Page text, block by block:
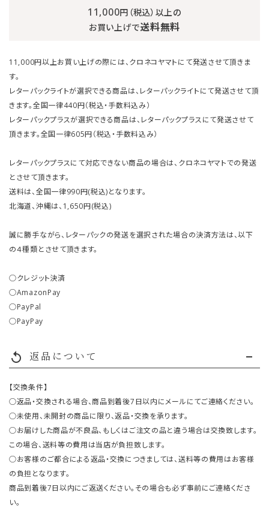
11,000円（税込）以上の
お買い上げで送料無料
11,000円以上お買い上げの際には、クロネコヤマトにて発送させて頂きま
す。
レターパックライトが選択できる商品は、レターパックライトにて発送させて頂
きます。全国一律440円（税込・手数料込み）
レターパックプラスが選択できる商品は、レターパックプラスにて発送させて
頂きます。全国一律605円（税込・手数料込み）
レターパックプラスにて対応できない商品の場合は、クロネコヤマトでの発送
とさせて頂きます。
送料は、全国一律990円(税込)となります。
北海道、沖縄は、1,650円(税込)
誠に勝手ながら、レターパックの発送を選択された場合の決済方法は、以下
の４種類とさせて頂きます。
○クレジット決済
○AmazonPay
○PayPal
○PayPay
replay 返品について
【交換条件】
○返品・交換される場合、商品到着後7日以内にメールにてご連絡ください。
○未使用、未開封の商品に限り、返品・交換を承ります。
○お届けした商品が不良品、もしくはご注文の品と違う場合は交換致します。
この場合、送料等の費用は当店が負担致します。
○お客様のご都合による返品・交換につきましては、送料等の費用はお客様
の負担となります。
商品到着後7日以内にご返送ください。その場合も必ず事前にご連絡くださ
い。